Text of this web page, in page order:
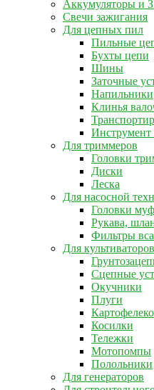
Аккумуляторы и
Свечи зажигания
Для цепных пил
Пильные
Бухты цепи
Шины
Заточные
Напильники
Клинья
Инструмент
Для триммеров
Головки
Диски
Леска
Для насосной
Головки
Рукава,
Фильтры
Для
Сцепные
Окучники
Плуги
Косилки
Тележки
Мотопомпы
Полольники
Для генераторов